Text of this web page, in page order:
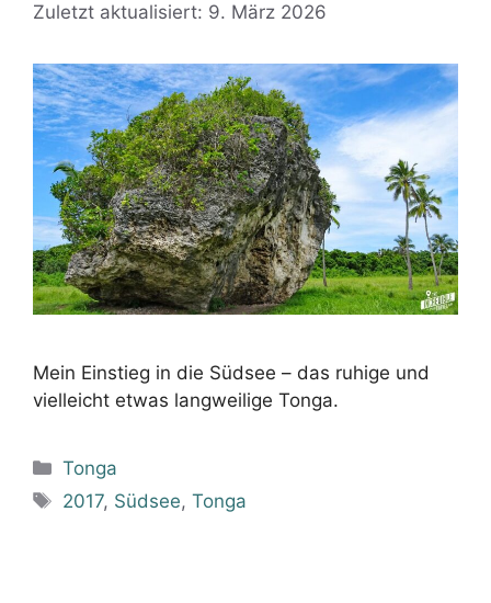
Zuletzt aktualisiert: 9. März 2026
Mein Einstieg in die Südsee – das ruhige und
vielleicht etwas langweilige Tonga.
Kategorien
Tonga
Schlagwörter
2017, Südsee,Tonga